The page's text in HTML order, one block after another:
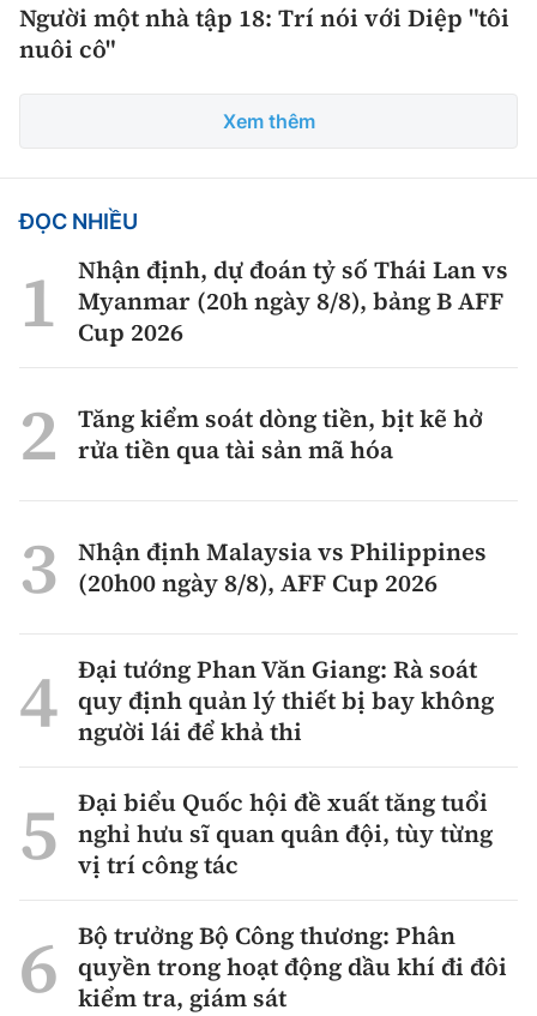
Người một nhà tập 18: Trí nói với Diệp "tôi
nuôi cô"
Xem thêm
ĐỌC NHIỀU
Nhận định, dự đoán tỷ số Thái Lan vs
Myanmar (20h ngày 8/8), bảng B AFF
Cup 2026
Tăng kiểm soát dòng tiền, bịt kẽ hở
rửa tiền qua tài sản mã hóa
Nhận định Malaysia vs Philippines
(20h00 ngày 8/8), AFF Cup 2026
Đại tướng Phan Văn Giang: Rà soát
quy định quản lý thiết bị bay không
người lái để khả thi
Đại biểu Quốc hội đề xuất tăng tuổi
nghỉ hưu sĩ quan quân đội, tùy từng
vị trí công tác
Bộ trưởng Bộ Công thương: Phân
quyền trong hoạt động dầu khí đi đôi
kiểm tra, giám sát